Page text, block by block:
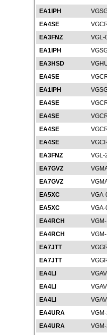
EA1IPH
EA4SE
EA3FNZ
VGL-
EA1IPH
EA3HSD
EA4SE
EA1IPH
EA4SE
EA4SE
EA4SE
EA4SE
EA3FNZ
VGL-
EA7GVZ
EA7GVZ
EA5XC
EA5XC
EA4RCH
EA4RCH
EA7JTT
EA7JTT
EA4LI
EA4LI
EA4LI
EA4URA
EA4URA